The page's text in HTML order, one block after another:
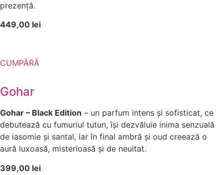
prezență.
449,00 lei
CUMPĂRĂ
Gohar
Gohar – Black Edition – un parfum intens și sofisticat, ce
debutează cu fumuriul tutun, își dezvăluie inima senzuală
de iasomie și santal, iar în final ambră și oud creează o
aură luxoasă, misterioasă și de neuitat.
399,00 lei